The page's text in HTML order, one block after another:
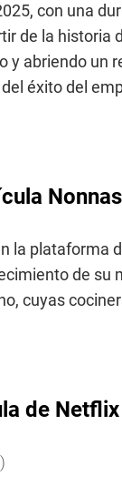
con una
de la
y abriendo un
éxito del
Nonnas
la plataforma
de su
cuyas
de Netflix